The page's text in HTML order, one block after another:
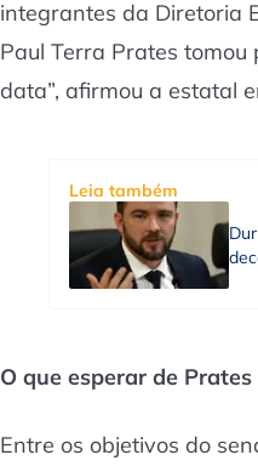
integrantes da Diretoria
Paul Terra Prates tomou
data”, afirmou a estatal
Leia também
O que esperar de
Entre os objetivos do